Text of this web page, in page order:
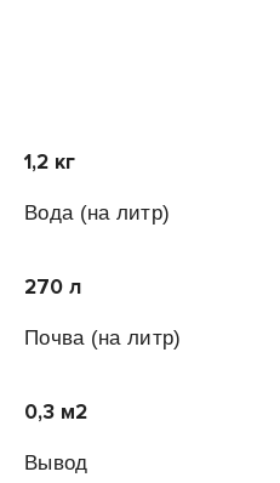
1,2 кг
Вода(на литр)
270 л
Почва (на литр)
0,3 м2
Вывод